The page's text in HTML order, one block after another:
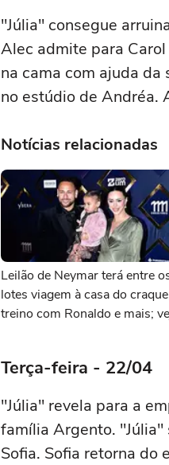
"Júlia" consegue
Alec admite para
na cama com ajuda
no estúdio de Andréa.
Notícias relacionadas
Leilão de Neymar terá entre
lotes viagem à casa do
treino com Ronaldo e mais;
Terça-feira - 22/04
"Júlia" revela para a
família Argento. "Júlia"
Sofia. Sofia retorna do